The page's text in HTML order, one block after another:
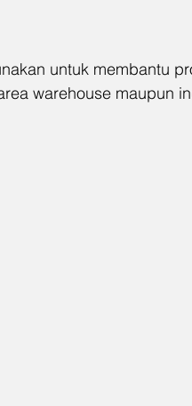
untuk membantu
warehouse maupun